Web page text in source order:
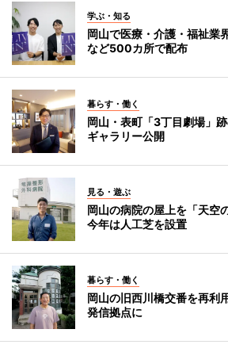
学ぶ・知る
岡山で医療・介護・福祉
など500カ所で配布
暮らす・働く
岡山・表町「3丁目劇場」
ギャラリー公開
見る・遊ぶ
岡山の病院の屋上を「天空
今年は人工芝を設置
暮らす・働く
岡山の旧西川橋交番を再
発信拠点に